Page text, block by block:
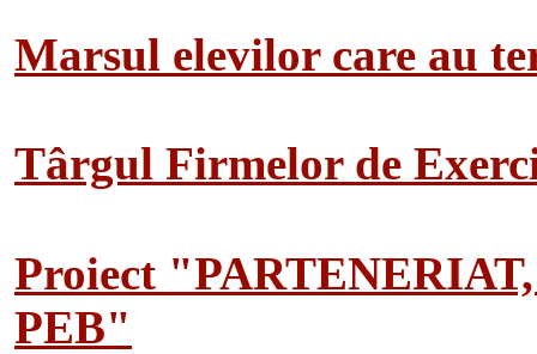
Marsul elevilor care au
Târgul Firmelor de
Proiect
PEB"